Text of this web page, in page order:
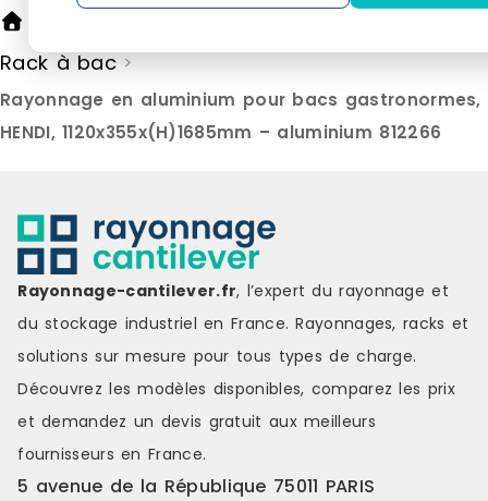
Rack à bac >
Rayonnage en aluminium pour bacs gastronormes,
HENDI, 1120x355x(H)1685mm – aluminium 812266
Rayonnage-cantilever.fr, l’expert du rayonnage et
du stockage industriel en France. Rayonnages, racks et
solutions sur mesure pour tous types de charge.
Découvrez les modèles disponibles, comparez les prix
et demandez un devis gratuit aux meilleurs
fournisseurs en France.
5 avenue de la République 75011 PARIS